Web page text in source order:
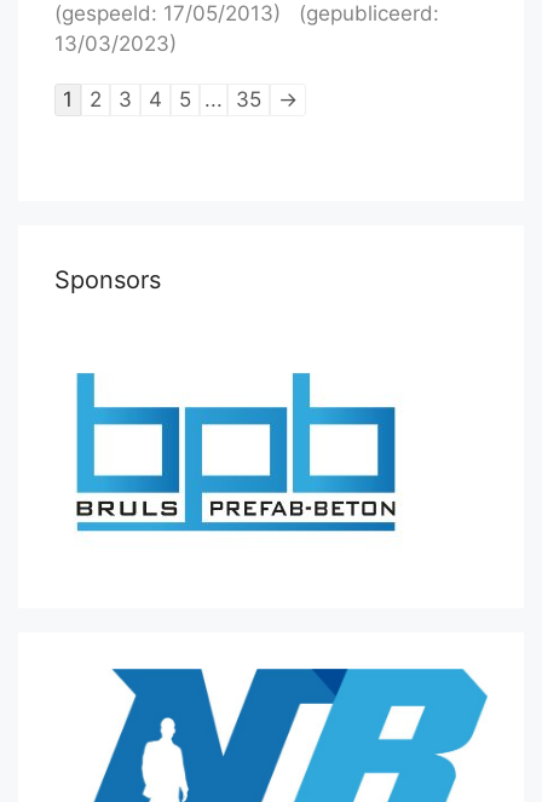
(gespeeld: 17/05/2013)
(gepubliceerd:
13/03/2023)
Lijstnavigatie
1 2 3 4 5 ... 35 →
Sponsors